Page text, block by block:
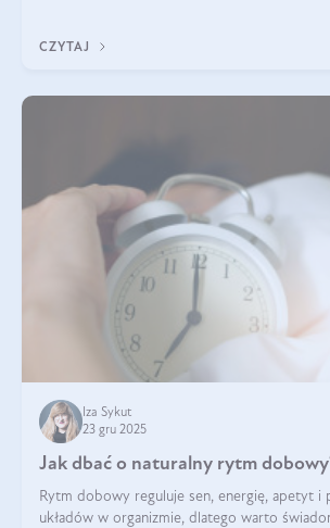
CZYTAJ
Iza Sykut
23 gru 2025
Jak dbać o naturalny rytm
Rytm dobowy reguluje sen, energię, apetyt i
układów w organizmie, dlatego warto